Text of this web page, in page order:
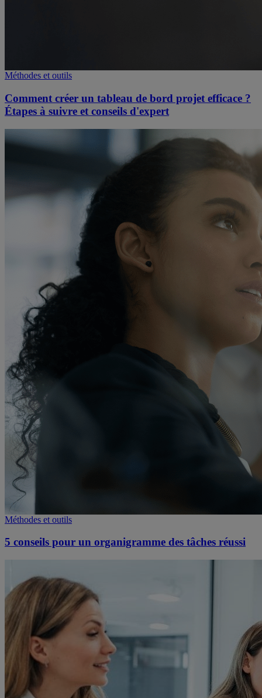
Méthodes et outils
Comment créer un tableau de bord projet efficace ?
Étapes à suivre et conseils d'expert
Méthodes et outils
5 conseils pour un organigramme des tâches réussi